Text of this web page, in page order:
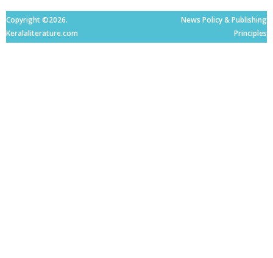
Copyright ©2026.
Keralaliterature.com
News Policy & Publishing
Principles